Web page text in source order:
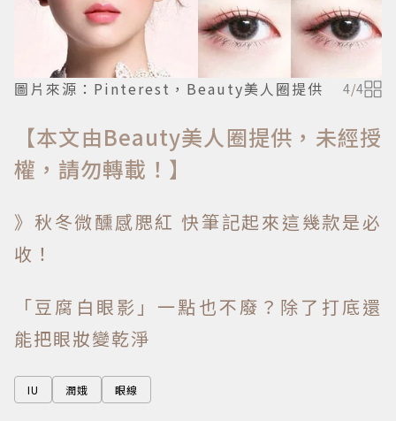
圖片來源：Pinterest，Beauty美人圈提供 4/4
【本文由Beauty美人圈提供，未經授
權，請勿轉載！】
》秋冬微醺感腮紅 快筆記起來這幾款是必
收！
「豆腐白眼影」一點也不廢？除了打底還
能把眼妝變乾淨
IU 潤娥 眼線